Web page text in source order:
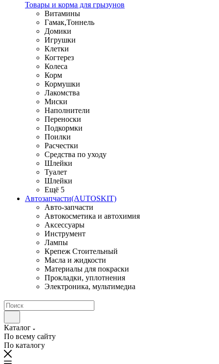
Товары и корма для грызунов
Витамины
Гамак,Тоннель
Домики
Игрушки
Клетки
Когтерез
Колеса
Корм
Кормушки
Лакомства
Миски
Наполнители
Переноски
Подкормки
Поилки
Расчестки
Средства по уходу
Шлейки
Туалет
Шлейки
Ещё 5
Автозапчасти(AUTOSKIT)
Авто-запчасти
Автокосметика и автохимия
Аксессуары
Инструмент
Лампы
Крепеж Стоительный
Масла и жидкости
Материалы для покраски
Прокладки, уплотнения
Электроника, мультимедиа
Каталог
По всему сайту
По каталогу